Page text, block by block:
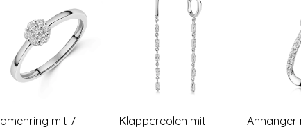
Schnellansicht
mit 7
Schnellansicht
Klappcreolen mit
Anhänger